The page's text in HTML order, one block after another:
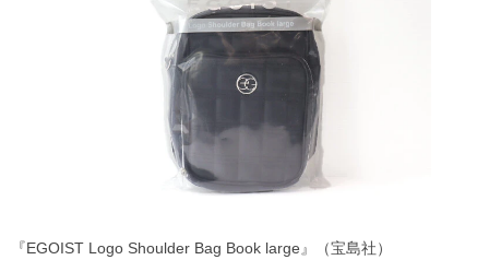
『EGOIST Logo Shoulder Bag Book large』（宝島社）